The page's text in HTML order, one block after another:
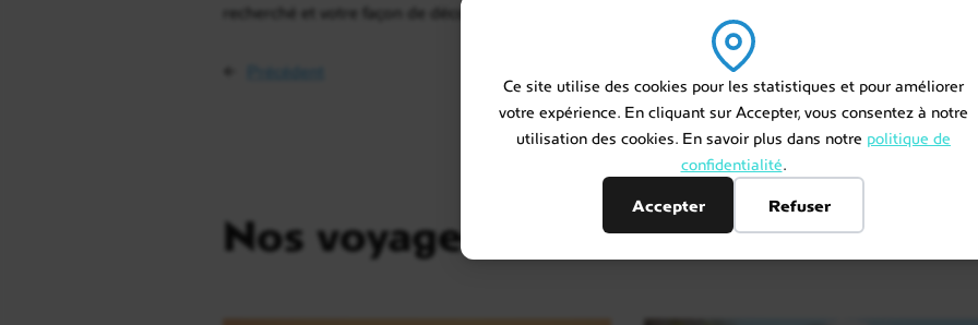
Ce site utilise des cookies pour les statistiques et pour améliorer
votre expérience. En cliquant sur Accepter, vous consentez à notre
utilisation des cookies. En savoir plus dans notre politique de
confidentialité.
Accepter
Refuser
recherché et votre façon de découvrir la Tanzanie.
←
Construire mon voyage
Nos voyages sur mesure en